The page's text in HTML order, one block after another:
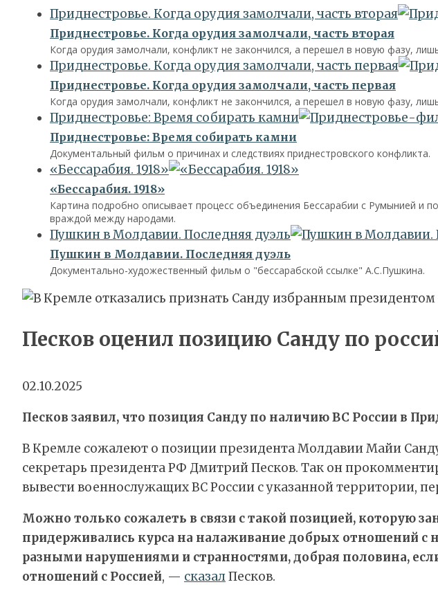
Приднестровье. Когда орудия замолчали, часть вторая
Приднестровье. Когда орудия замолчали, часть вторая
Когда орудия замолчали, конфликт не закончился, а перешел в новую фазу,
Приднестровье. Когда орудия замолчали, часть первая
Приднестровье. Когда орудия замолчали, часть первая
Когда орудия замолчали, конфликт не закончился, а перешел в новую фазу,
Приднестровье: Время собирать камни
Приднестровье: Время собирать камни
Документальный фильм о причинах и следствиях приднестровского конфликта.
«Бессарабия. 1918»
«Бессарабия. 1918»
Картина подробно описывает процесс объединения Бессарабии с Румынией и
враждой между народами.
Пушкин в Молдавии. Последняя дуэль
Пушкин в Молдавии. Последняя дуэль
Документально-художественный фильм о "бессарабской ссылке" А.С.Пушкина.
Песков оценил позицию Санду по
02.10.2025
Песков заявил, что позиция Санду по наличию ВС России в
В Кремле сожалеют о позиции президента Молдавии Майи
секретарь президента РФ Дмитрий Песков. Так он
вывести военнослужащих ВС России с указанной территории,
Можно только сожалеть в связи с такой позицией, которую
придерживались курса на налаживание добрых отношений с
разными нарушениями и странностями, добрая половина,
отношений с Россией, — сказалПесков.